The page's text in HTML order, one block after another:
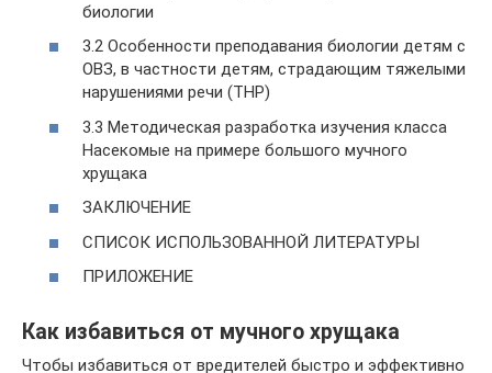
биологии
3.2 Особенности преподавания биологии детям с
ОВЗ, в частности детям, страдающим тяжелыми
нарушениями речи (ТНР)
3.3 Методическая разработка изучения класса
Насекомые на примере большого мучного
хрущака
ЗАКЛЮЧЕНИЕ
СПИСОК ИСПОЛЬЗОВАННОЙ ЛИТЕРАТУРЫ
ПРИЛОЖЕНИЕ
Как избавиться от мучного хрущака
Чтобы избавиться от вредителей быстро и эффективно